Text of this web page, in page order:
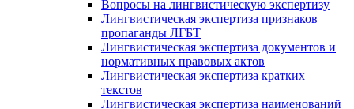
Вопросы на лингвистическую экспертизу
Лингвистическая экспертиза признаков
пропаганды ЛГБТ
Лингвистическая экспертиза документов и
нормативных правовых актов
Лингвистическая экспертиза кратких
текстов
Лингвистическая экспертиза наименований